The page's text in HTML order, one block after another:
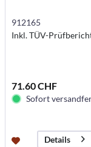
912165
Inkl. TÜV-
71.60 CHF
Sofort
Details